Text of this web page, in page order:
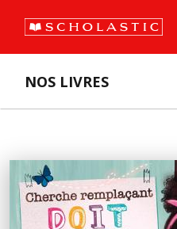
NOS LIVRES